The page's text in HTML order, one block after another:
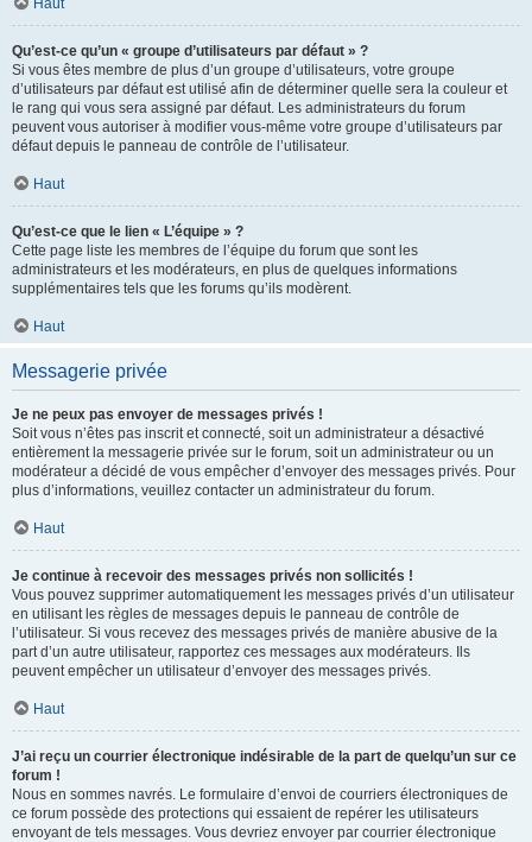
Haut
Qu’est-ce qu’un « groupe d’utilisateurs par défaut » ?
Si vous êtes membre de plus d’un groupe d’utilisateurs, votre groupe
d’utilisateurs par défaut est utilisé afin de déterminer quelle sera la couleur et
le rang qui vous sera assigné par défaut. Les administrateurs du forum
peuvent vous autoriser à modifier vous-même votre groupe d’utilisateurs par
défaut depuis le panneau de contrôle de l’utilisateur.
Haut
Qu’est-ce que le lien « L’équipe » ?
Cette page liste les membres de l’équipe du forum que sont les
administrateurs et les modérateurs, en plus de quelques informations
supplémentaires tels que les forums qu’ils modèrent.
Haut
Messagerie privée
Je ne peux pas envoyer de messages privés !
Soit vous n’êtes pas inscrit et connecté, soit un administrateur a désactivé
entièrement la messagerie privée sur le forum, soit un administrateur ou un
modérateur a décidé de vous empêcher d’envoyer des messages privés. Pour
plus d’informations, veuillez contacter un administrateur du forum.
Haut
Je continue à recevoir des messages privés non sollicités !
Vous pouvez supprimer automatiquement les messages privés d’un utilisateur
en utilisant les règles de messages depuis le panneau de contrôle de
l’utilisateur. Si vous recevez des messages privés de manière abusive de la
part d’un autre utilisateur, rapportez ces messages aux modérateurs. Ils
peuvent empêcher un utilisateur d’envoyer des messages privés.
Haut
J’ai reçu un courrier électronique indésirable de la part de quelqu’un sur ce
forum !
Nous en sommes navrés. Le formulaire d’envoi de courriers électroniques de
ce forum possède des protections qui essaient de repérer les utilisateurs
envoyant de tels messages. Vous devriez envoyer par courrier électronique